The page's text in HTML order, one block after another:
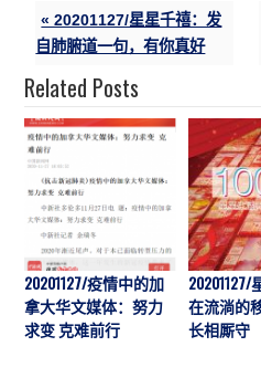
« 20201127/星星千禧：发
自肺腑道一句，有你真好
Related Posts
20201127/疫情中的加
拿大华文媒体：努力
求变 克难前行
20201127/
在流淌的
长相厮守